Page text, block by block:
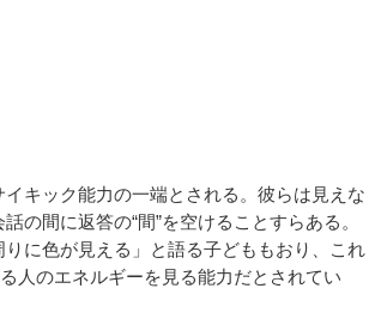
イキック能力の一端とされる。彼らは見えな
の間に返答の“間”を空けることすらある。
りに色が見える」と語る子どももおり、これ
人のエネルギーを見る能力だとされてい